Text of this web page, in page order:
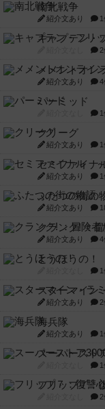
南北戦争
紹介文あり
キャプテン・
メメントオン
紹介文あり 4
パーミッド
クリーグ
紹介文あり
セミファイナ
紹介文あり
ふたつの街の
紹介文あり
クランク! ：
紹介文あり 4
とうほうの！
スターマイン
紹介文あり
海兵隊
紹介文あり
スーパースト
フリップ７：